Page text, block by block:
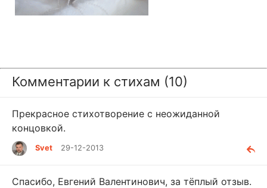
Комментарии к стихам (10)
Прекрасное стихотворение с неожиданной
концовкой.
Svet 29-12-2013
Спасибо, Евгений Валентинович, за тёплый отзыв.